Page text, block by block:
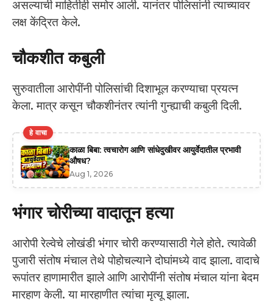
असल्याची माहितीही समोर आली. यानंतर पोलिसांनी त्याच्यावर
लक्ष केंद्रित केले.
चौकशीत कबुली
सुरुवातीला आरोपींनी पोलिसांची दिशाभूल करण्याचा प्रयत्न
केला. मात्र कसून चौकशीनंतर त्यांनी गुन्ह्याची कबुली दिली.
हे वाचा
काळा बिबा: त्वचारोग आणि सांधेदुखीवर आयुर्वेदातील प्रभावी
औषध?
Aug 1, 2026
भंगार चोरीच्या वादातून हत्या
आरोपी रेल्वेचे लोखंडी भंगार चोरी करण्यासाठी गेले होते. त्यावेळी
पुजारी संतोष मंचाल तेथे पोहोचल्याने दोघांमध्ये वाद झाला. वादाचे
रूपांतर हाणामारीत झाले आणि आरोपींनी संतोष मंचाल यांना बेदम
मारहाण केली. या मारहाणीत त्यांचा मृत्यू झाला.